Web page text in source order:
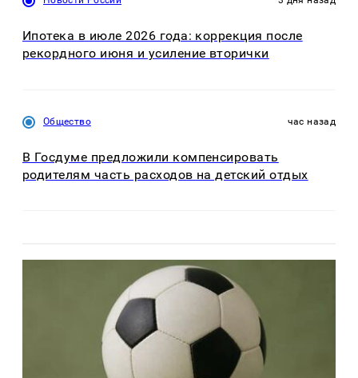
Ипотека в июле 2026 года: коррекция после
рекордного июня и усиление вторички
Общество час назад
В Госдуме предложили компенсировать
родителям часть расходов на детский отдых